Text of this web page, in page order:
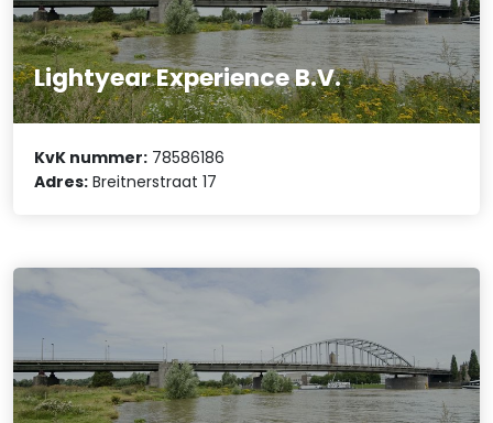
Lightyear Experience B.V.
KvK nummer: 78586186
Adres: Breitnerstraat 17